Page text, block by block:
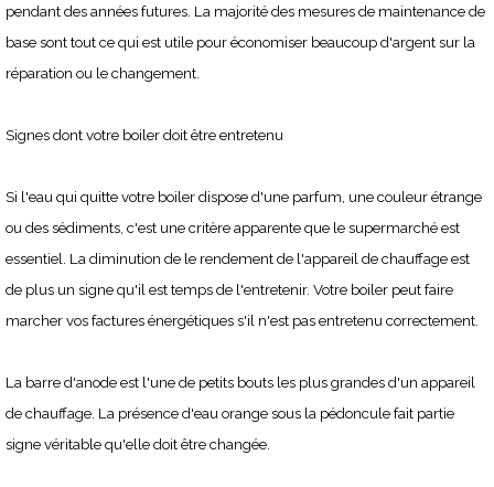
pendant des années futures. La majorité des mesures de maintenance de
base sont tout ce qui est utile pour économiser beaucoup d'argent sur la
réparation ou le changement.
Signes dont votre boiler doit être entretenu
Si l'eau qui quitte votre boiler dispose d'une parfum, une couleur étrange
ou des sédiments, c'est une critère apparente que le supermarché est
essentiel. La diminution de le rendement de l'appareil de chauffage est
de plus un signe qu'il est temps de l'entretenir. Votre boiler peut faire
marcher vos factures énergétiques s'il n'est pas entretenu correctement.
La barre d'anode est l'une de petits bouts les plus grandes d'un appareil
de chauffage. La présence d'eau orange sous la pédoncule fait partie
signe véritable qu'elle doit être changée.